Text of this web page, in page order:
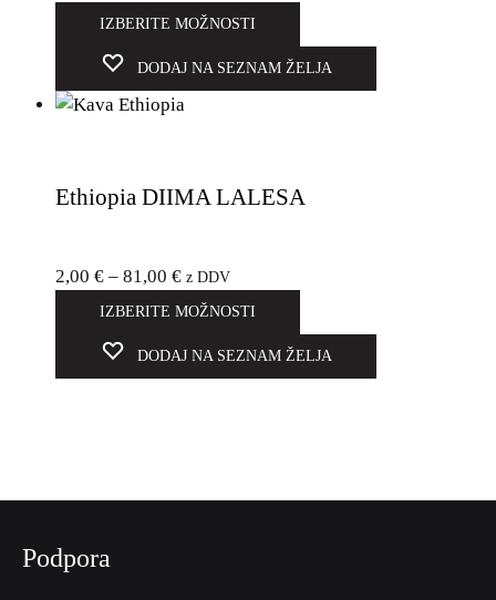
IZBERITE MOŽNOSTI
DODAJ NA SEZNAM ŽELJA
Ethiopia DIIMA LALESA
2,00 € – 81,00 € z DDV
IZBERITE MOŽNOSTI
DODAJ NA SEZNAM ŽELJA
Podpora